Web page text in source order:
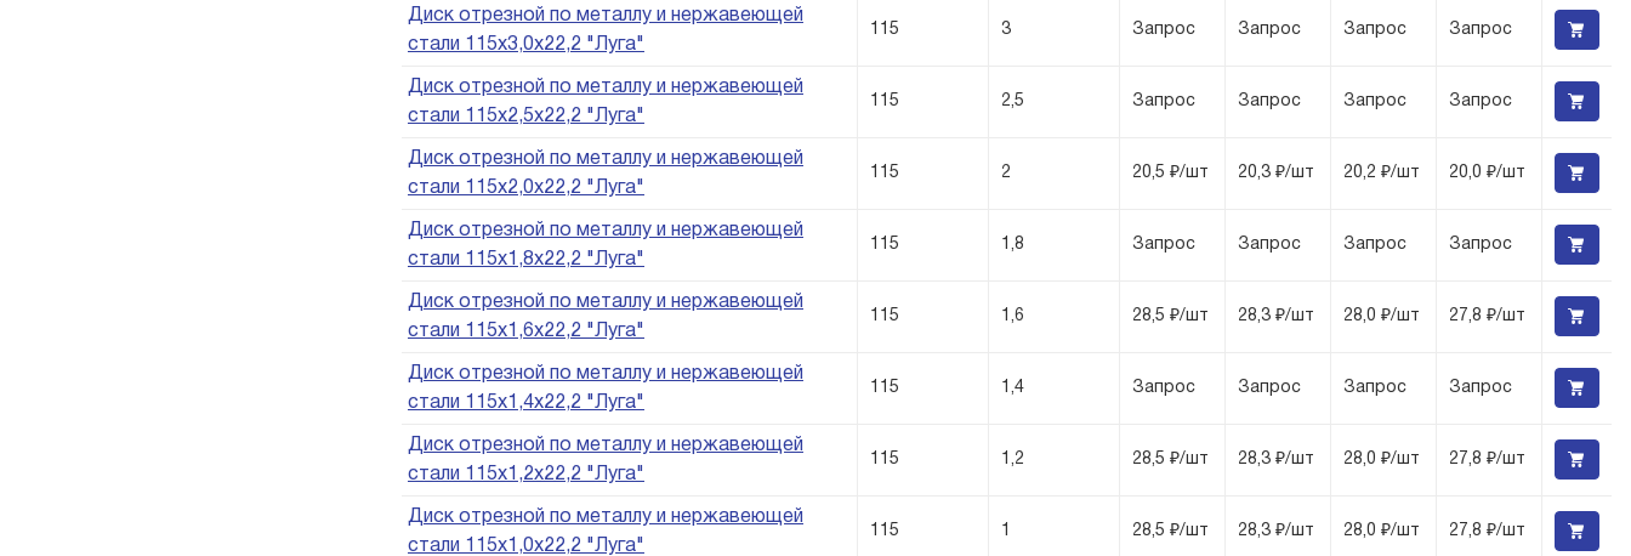
Диск отрезной по металлу и нержавеющей
стали 115х3,0х22,2 "Луга"
115 3 Запрос Запрос Запрос Запрос
Диск отрезной по металлу и нержавеющей
стали 115х2,5х22,2 "Луга"
115 2,5 Запрос Запрос Запрос Запрос
Диск отрезной по металлу и нержавеющей
стали 115х2,0х22,2 "Луга"
115 2 20,5 ₽/шт 20,3 ₽/шт 20,2 ₽/шт 20,0 ₽/шт
Диск отрезной по металлу и нержавеющей
стали 115х1,8х22,2 "Луга"
115 1,8 Запрос Запрос Запрос Запрос
Диск отрезной по металлу и нержавеющей
стали 115х1,6х22,2 "Луга"
115 1,6 28,5 ₽/шт 28,3 ₽/шт 28,0 ₽/шт 27,8 ₽/шт
Диск отрезной по металлу и нержавеющей
стали 115х1,4х22,2 "Луга"
115 1,4 Запрос Запрос Запрос Запрос
Диск отрезной по металлу и нержавеющей
стали 115х1,2х22,2 "Луга"
115 1,2 28,5 ₽/шт 28,3 ₽/шт 28,0 ₽/шт 27,8 ₽/шт
Диск отрезной по металлу и нержавеющей
стали 115х1,0х22,2 "Луга"
115 1 28,5 ₽/шт 28,3 ₽/шт 28,0 ₽/шт 27,8 ₽/шт